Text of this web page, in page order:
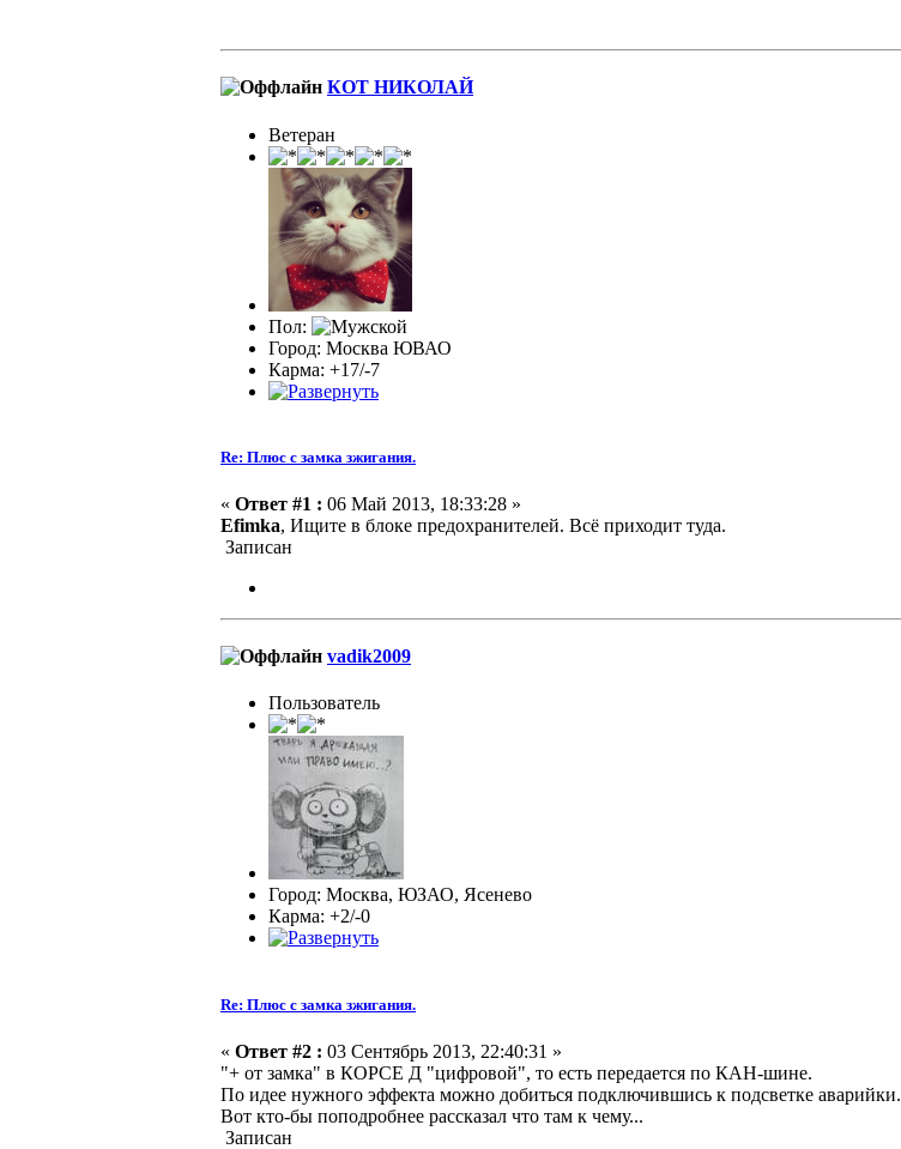
КОТ НИКОЛАЙ
Ветеран
Пол:
Город: Москва ЮВАО
Карма: +17/-7
Re: Плюс с замка зжигания.
« Ответ #1 : 06 Май 2013, 18:33:28 »
Efimka, Ищите в блоке предохранителей. Всё приходит туда.
Записан
vadik2009
Пользователь
Город: Москва, ЮЗАО, Ясенево
Карма: +2/-0
Re: Плюс с замка зжигания.
« Ответ #2 : 03 Сентябрь 2013, 22:40:31 »
"+ от замка" в КОРСЕ Д "цифровой", то есть передается по КАН-шине.
По идее нужного эффекта можно добиться подключившись к подсветке аварийки.
Вот кто-бы поподробнее рассказал что там к чему...
Записан